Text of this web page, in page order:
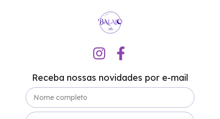
Receba nossas novidades por e-mail